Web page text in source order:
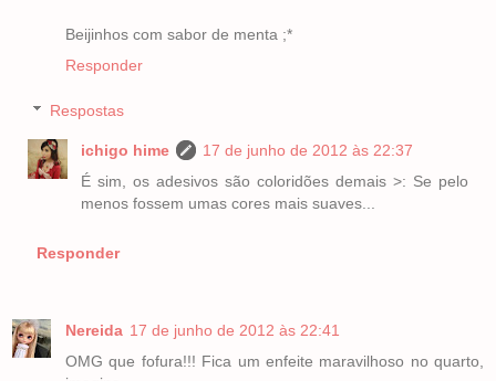
Beijinhos com sabor de menta ;*
Responder
Respostas
ichigo hime
17 de junho de 2012 às 22:37
É sim, os adesivos são coloridões demais >: Se pelo
menos fossem umas cores mais suaves...
Responder
Nereida 17 de junho de 2012 às 22:41
OMG que fofura!!! Fica um enfeite maravilhoso no quarto,